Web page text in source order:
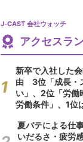
J-CAST 会社ウォッチ
アクセスラ
新卒で入社した
由 3位「成長・
い」、2位「労働
労働条件」、1位
夏バテによる仕
いだるさ・疲労